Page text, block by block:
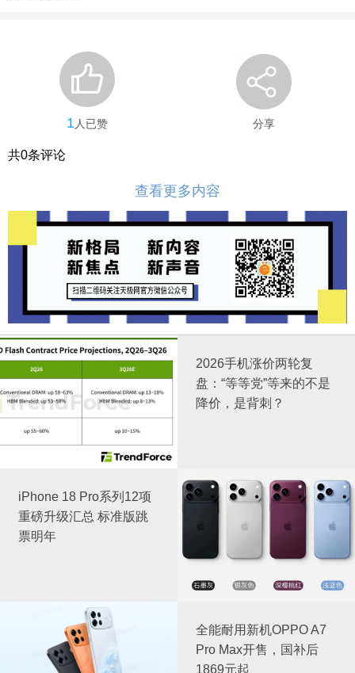
1 人已赞 分享
共0条评论
查看更多内容
2026手机涨价两轮复
盘：“等等党”等来的不是
降价，是背刺？
iPhone 18 Pro系列12项
重磅升级汇总 标准版跳
票明年
全能耐用新机OPPO A7
Pro Max开售，国补后
1869元起